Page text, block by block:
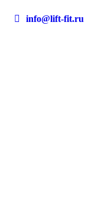
info@lift-fit.ru